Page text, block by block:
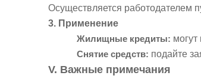
Осуществляется работодателем
3. Применение
Жилищные кредиты:
Снятие средств: подайте
V. Важные примечания